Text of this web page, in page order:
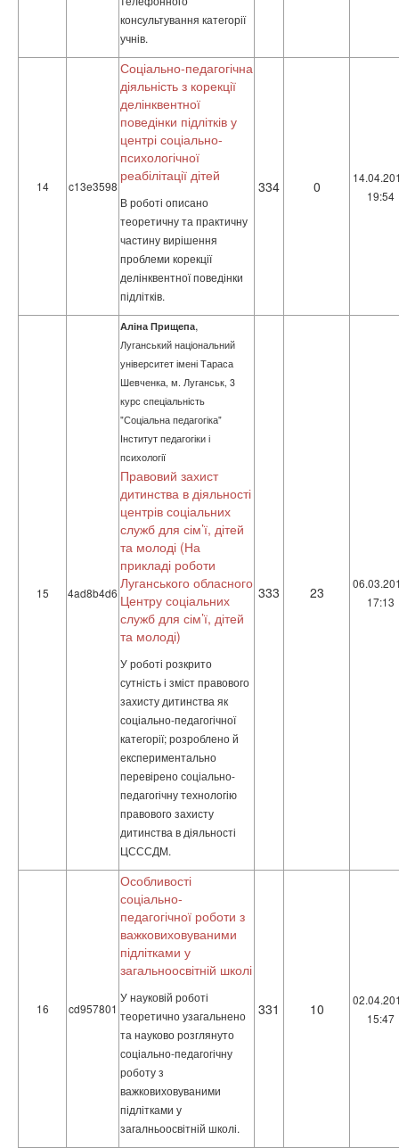
консультування категорії
учнів.
14 c13e3598
Соціально-педагогічна
діяльність з корекції
делінквентної
поведінки підлітків у
центрі соціально-
психологічної
реабілітації дітей
В роботі описано
теоретичну та практичну
частину вирішення
проблеми корекції
делінквентної поведінки
підлітків.
334 0
19:54
15 4ad8b4d6
Аліна Прищепа,
Луганський національний
університет імені Тараса
Шевченка, м. Луганськ, 3
курс спеціальність
"Соціальна педагогіка"
Інститут педагогіки і
психології
Правовий захист
дитинства в діяльності
центрів соціальних
служб для сім’ї, дітей
та молоді (На
прикладі роботи
Луганського обласного
Центру соціальних
служб для сім’ї, дітей
та молоді)
У роботі розкрито
сутність і зміст правового
захисту дитинства як
соціально-педагогічної
категорії; розроблено й
експериментально
перевірено соціально-
педагогічну технологію
правового захисту
дитинства в діяльності
ЦСССДМ.
333 23
17:13
16 cd957801
Особливості
соціально-
педагогічної роботи з
важковиховуваними
підлітками у
загальноосвітній школі
У науковій роботі
теоретично узагальнено
та науково розглянуто
соціально-педагогічну
роботу з
важковиховуваними
підлітками у
загалньоосвітній школі.
331 10
15:47